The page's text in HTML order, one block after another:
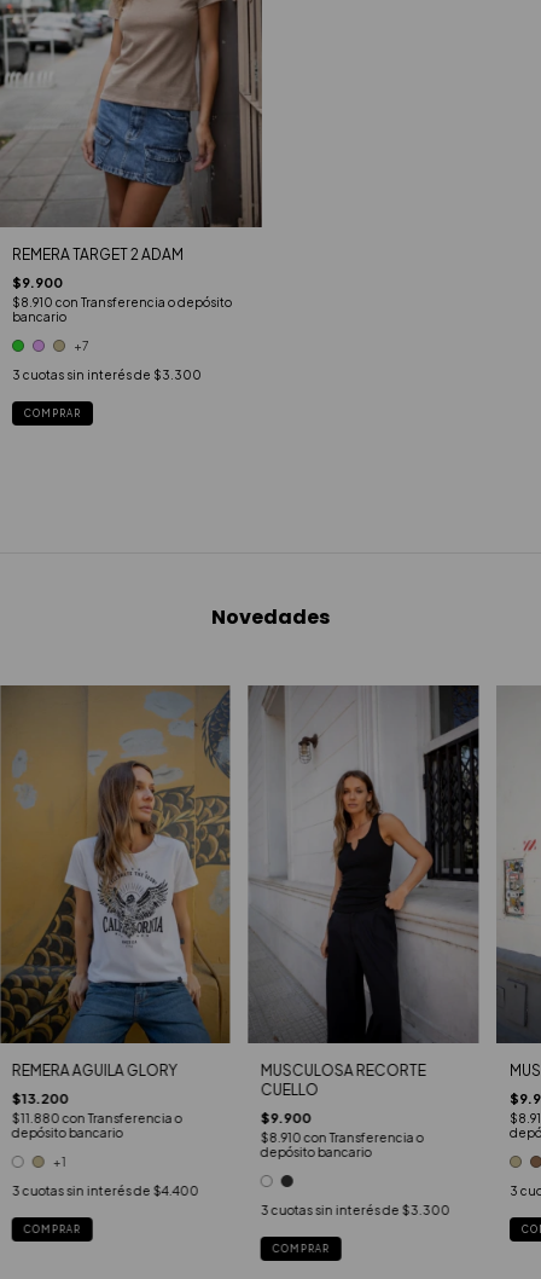
REMERA TARGET 2 ADAM
$9.900
$8.910 con Transferencia o depósito
bancario
+7
3 cuotas sin interés de $3.300
COMPRAR
Novedades
REMERA AGUILA GLORY
$13.200
$11.880con Transferencia o
depósito bancario
+1
3 cuotas sin interés de $4.400
COMPRAR
MUSCULOSA RECORTE
CUELLO
$9.900
$8.910con Transferencia o
depósito bancario
3 cuotas sin interés de $3.300
COMPRAR
3